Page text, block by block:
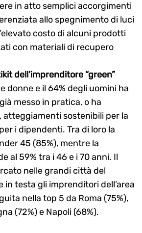
in atto semplici accorgimenti
allo spegnimento di luci
costo di alcuni prodotti
con materiali di recupero
dell’imprenditore “green”
donne e il 64% degli uomini ha
messo in pratica, o ha
atteggiamenti sostenibili per la
i dipendenti. Tra di loro la
45 (85%), mentre la
al 59% tra i 46 e i 70 anni. Il
nelle grandi città del
in testa gli imprenditori dell’area
nella top 5 da Roma (75%),
(72%) e Napoli (68%).